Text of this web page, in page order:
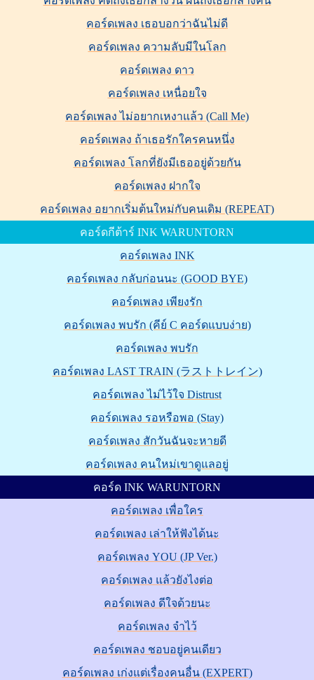
คอร์ดเพลง เธอบอกว่าฉันไม่ดี
คอร์ดเพลง ความลับมีในโลก
คอร์ดเพลง ดาว
คอร์ดเพลง เหนื่อยใจ
คอร์ดเพลง ไม่อยากเหงาแล้ว (Call Me)
คอร์ดเพลง ถ้าเธอรักใครคนหนึ่ง
คอร์ดเพลง โลกที่ยังมีเธออยู่ด้วยกัน
คอร์ดเพลง ฝากใจ
คอร์ดเพลง อยากเริ่มต้นใหม่กับคนเดิม (REPEAT)
คอร์ดกีต้าร์ INK WARUNTORN
คอร์ดเพลง INK
คอร์ดเพลง กลับก่อนนะ (GOOD BYE)
คอร์ดเพลง เพียงรัก
คอร์ดเพลง พบรัก (คีย์ C คอร์ดแบบง่าย)
คอร์ดเพลง พบรัก
คอร์ดเพลง LAST TRAIN (ラストトレイン)
คอร์ดเพลง ไม่ไว้ใจ Distrust
คอร์ดเพลง รอหรือพอ (Stay)
คอร์ดเพลง สักวันฉันจะหายดี
คอร์ดเพลง คนใหม่เขาดูแลอยู่
คอร์ด INK WARUNTORN
คอร์ดเพลง เพื่อใคร
คอร์ดเพลง เล่าให้ฟังได้นะ
คอร์ดเพลง YOU (JP Ver.)
คอร์ดเพลง แล้วยังไงต่อ
คอร์ดเพลง ดีใจด้วยนะ
คอร์ดเพลง จำไว้
คอร์ดเพลง ชอบอยู่คนเดียว
คอร์ดเพลง เก่งแต่เรื่องคนอื่น (EXPERT)